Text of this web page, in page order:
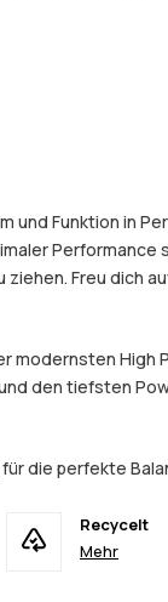
und Funktion in
ziehen. Freu dich
modernsten High
den tiefsten
die perfekte
Recycelt
Mehr